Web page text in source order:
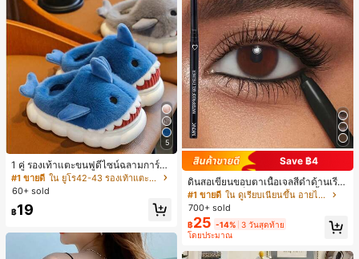
5
1 คู่ รองเท้าแตะขนฟูดีไซน์ฉลามการ์ตู
น น่ารักและสนุกสนาน เหมาะสำหรับฤดู
ใบไม้ร่วง/ฤดูหนาว รองเท้าแตะยูนิเซ็ก
กลางแจ้ง ช่วยให้เท้าของคุณอบอุ่นและ
สำหรับห้องนอนหรือห้องน้ำ
#1 ขายดี
ใน ยูโร42-43 รองเท้าแตะใส่ในบ้าน
60+ sold
฿19
Save ฿4
ดินสอเขียนขอบตาเนื้อเจลสีดำด้านเรีย
บเนียน, แห้งเร็ว ติดทนนาน กันน้ำ ไม่เล
อะเทอะ
#1 ขายดี
ใน ดูเรียบเนียนขึ้น อายไลเนอร์
700+ sold
฿25 -14% 3 วันสุดท้าย
โดยประมาณ